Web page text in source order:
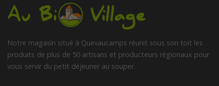
Notre magasin situé à Quevaucamps réunit sous son toit les
produits de plus de 50 artisans et producteurs régionaux pour
vous servir du petit déjeuner au souper.